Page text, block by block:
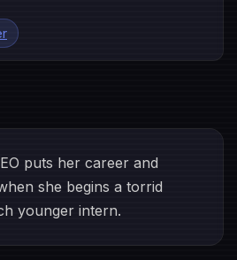
puts her career and
she begins a torrid
younger intern.